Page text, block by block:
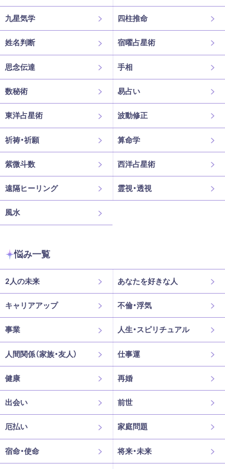
九星気学 四柱推命
姓名判断 宿曜占星術
思念伝達 手相
数秘術 易占い
東洋占星術 波動修正
祈祷・祈願 算命学
紫微斗数 西洋占星術
遠隔ヒーリング 霊視・透視
風水
悩み一覧
2人の未来 あなたを好きな人
キャリアアップ 不倫・浮気
事業 人生・スピリチュアル
人間関係（家族・友人） 仕事運
健康 再婚
出会い 前世
厄払い 家庭問題
宿命・使命 将来・未来